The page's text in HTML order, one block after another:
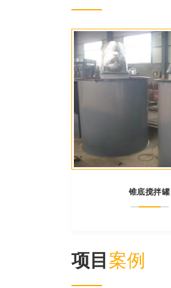
锥底搅拌罐
项目案例